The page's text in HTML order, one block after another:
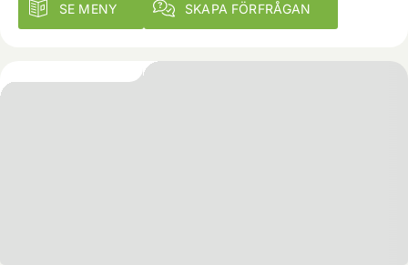
SE MENY SKAPA FÖRFRÅGAN